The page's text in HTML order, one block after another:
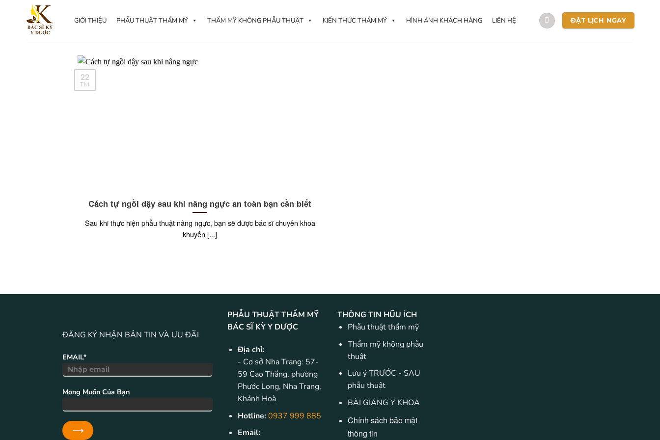
GIỚI THIỆU PHẪU THUẬT THẨM MỸ THẨM MỸ KHÔNG PHẪU THUẬT KIẾN THỨC THẨM MỸ HÌNH ẢNH KHÁCH HÀNG LIÊN HỆ ĐẶT LỊCH NGAY
Cách tự ngồi dậy sau khi nâng ngực an toàn bạn cần biết
Sau khi thực hiện phẫu thuật nâng ngực, bạn sẽ được bác sĩ chuyên khoa
khuyến [...]
22
Th1
ĐĂNG KÝ NHẬN BẢN TIN VÀ ƯU ĐÃI
EMAIL*
Mong Muốn Của Bạn
PHẪU THUẬT THẨM MỸ
BÁC SĨ KỲ Y DƯỢC
Địa chỉ:
- Cơ sở Nha Trang: 57-
59 Cao Thắng, phường
Phước Long, Nha Trang,
Khánh Hoà
Hotline:0937 999 885
Email:
THÔNG TIN HŨU ÍCH
Phẫu thuật thẩm mỹ
Thẩm mỹ không phẫu
thuật
Lưu ý TRƯỚC - SAU
phẫu thuật
BÀI GIẢNG Y KHOA
Chính sách bảo mật
thông tin